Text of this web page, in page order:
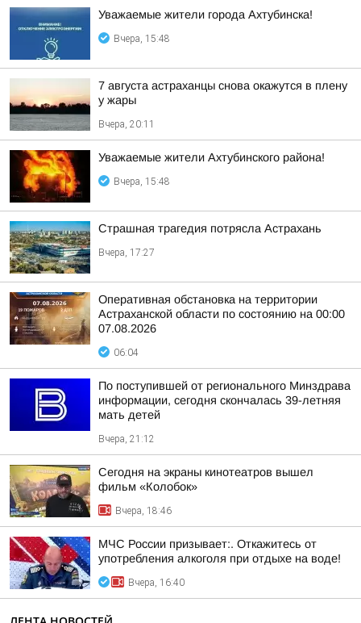
Уважаемые жители города Ахтубинска!
Вчера, 15:48
7 августа астраханцы снова окажутся в плену
у жары
Вчера, 20:11
Уважаемые жители Ахтубинского района!
Вчера, 15:48
Страшная трагедия потрясла Астрахань
Вчера, 17:27
Оперативная обстановка на территории
Астраханской области по состоянию на 00:00
07.08.2026
06:04
По поступившей от регионального Минздрава
информации, сегодня скончалась 39-летняя
мать детей
Вчера, 21:12
Сегодня на экраны кинотеатров вышел
фильм «Колобок»
Вчера, 18:46
МЧС России призывает:. Откажитесь от
употребления алкоголя при отдыхе на воде!
Вчера, 16:40